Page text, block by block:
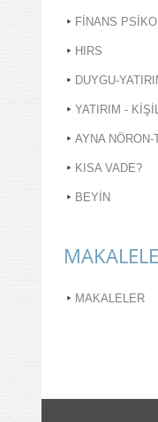
FİNANS
HIRS
DUYGU-
YATIRIM -
AYNA NÖRON-
KISA VADE?
BEYİN
MAKALELER